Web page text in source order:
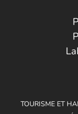
TOURISME ET